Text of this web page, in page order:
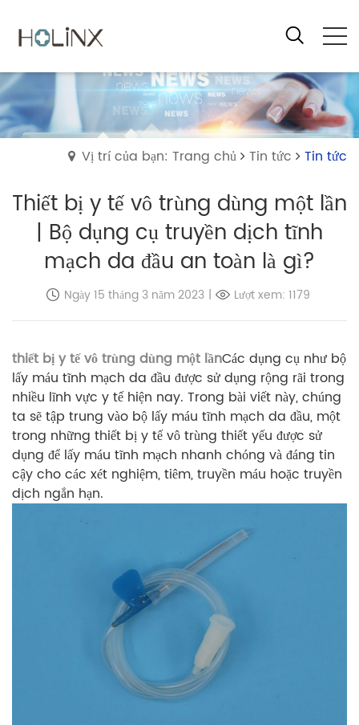
Vị trí của bạn: Trang chủ Tin tức Tin tức
Thiết bị y tế vô trùng dùng một lần
| Bộ dụng cụ truyền dịch tĩnh
mạch da đầu an toàn là gì?
Ngày 15 tháng 3 năm 2023 | Lượt xem: 1179
thiết bị y tế vô trùng dùng một lầnCác dụng cụ như bộ
lấy máu tĩnh mạch da đầu được sử dụng rộng rãi trong
nhiều lĩnh vực y tế hiện nay. Trong bài viết này, chúng
ta sẽ tập trung vào bộ lấy máu tĩnh mạch da đầu, một
trong những thiết bị y tế vô trùng thiết yếu được sử
dụng để lấy máu tĩnh mạch nhanh chóng và đáng tin
cậy cho các xét nghiệm, tiêm, truyền máu hoặc truyền
dịch ngắn hạn.